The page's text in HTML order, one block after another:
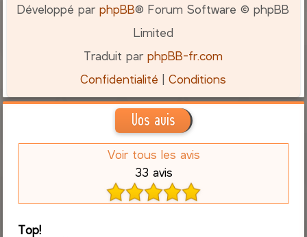
Développé parphpBB® Forum Software © phpBB
Limited
Traduit parphpBB-fr.com
Confidentialité |Conditions
Vos avis
Voir tous les avis
33 avis
Top!